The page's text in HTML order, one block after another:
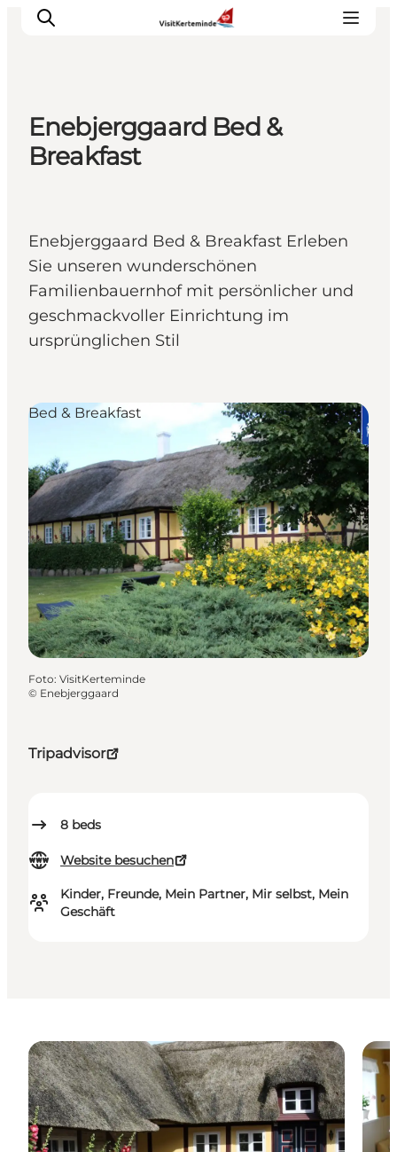
Sehenswürdigkeiten
Reiseplanung
Veranstaltungen
Enebjerggaard Bed &
Breakfast
Enebjerggaard Bed & Breakfast Erleben
Sie unseren wunderschönen
Familienbauernhof mit persönlicher und
geschmackvoller Einrichtung im
ursprünglichen Stil
Tripadvisor
8 beds
Website besuchen
Kinder, Freunde, Mein Partner, Mir selbst, Mein
Geschäft
Bed & Breakfast
Foto: VisitKerteminde
© Enebjerggaard